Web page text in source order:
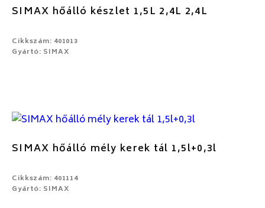
SIMAX hőálló készlet 1,5L 2,4L 2,4L
Cikkszám: 401013
Gyártó: SIMAX
SIMAX hőálló mély kerek tál 1,5l+0,3l
Cikkszám: 401114
Gyártó: SIMAX